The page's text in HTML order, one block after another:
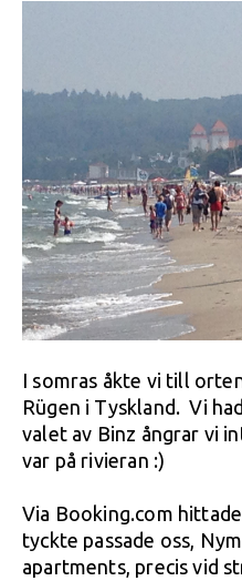
I somras åkte vi till
Rügen i Tyskland. Vi
valet av Binz ångrar vi
var på rivieran :)
Via Booking.com
tyckte passade oss,
apartments, precis vid